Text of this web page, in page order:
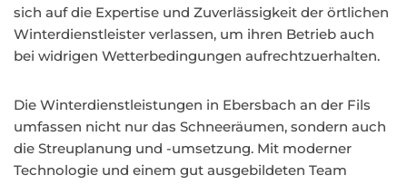
sich auf die Expertise und Zuverlässigkeit der örtlichen
Winterdienstleister verlassen, um ihren Betrieb auch
bei widrigen Wetterbedingungen aufrechtzuerhalten.
Die Winterdienstleistungen in Ebersbach an der Fils
umfassen nicht nur das Schneeräumen, sondern auch
die Streuplanung und -umsetzung. Mit moderner
Technologie und einem gut ausgebildeten Team